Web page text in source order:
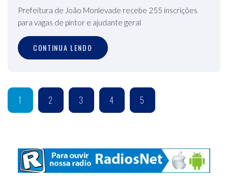
Prefeitura de João Monlevade recebe 255 inscrições
para vagas de pintor e ajudante geral
CONTINUA LENDO
1 2 3 4 5